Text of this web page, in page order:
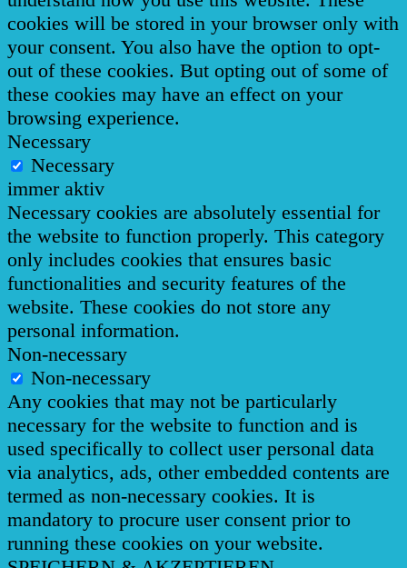
cookies will be stored in your browser only with
your consent. You also have the option to opt-
out of these cookies. But opting out of some of
these cookies may have an effect on your
browsing experience.
Necessary
Necessary
immer aktiv
Necessary cookies are absolutely essential for
the website to function properly. This category
only includes cookies that ensures basic
functionalities and security features of the
website. These cookies do not store any
personal information.
Non-necessary
Non-necessary
Any cookies that may not be particularly
necessary for the website to function and is
used specifically to collect user personal data
via analytics, ads, other embedded contents are
termed as non-necessary cookies. It is
mandatory to procure user consent prior to
running these cookies on your website.